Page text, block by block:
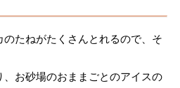
たねがたくさんとれるので、そ
お砂場のおままごとのアイスの